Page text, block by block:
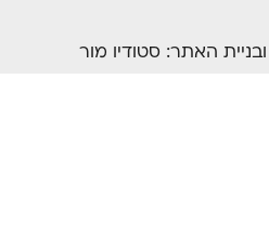
ובניית האתר: סטודיו מור